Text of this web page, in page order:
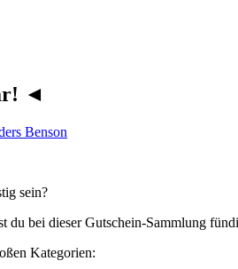
◄
Benson
sein?
bei dieser Gutschein-Sammlung
Kategorien: